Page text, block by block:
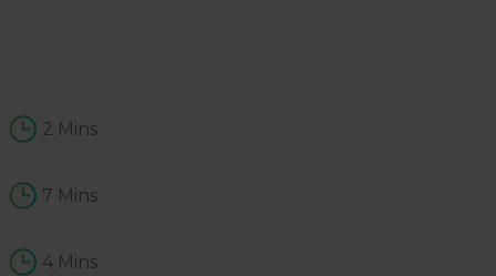
2 Mins
7 Mins
4 Mins